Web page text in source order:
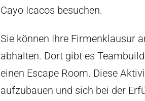
Cayo Icacos besuchen.
Sie können Ihre Firmenklausur
abhalten. Dort gibt es
einen Escape Room. Diese
aufzubauen und sich bei der